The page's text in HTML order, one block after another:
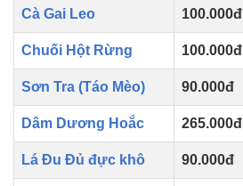
Cà Gai Leo 100.000đ
Chuối Hột Rừng 100.000đ
Sơn Tra (Táo Mèo) 90.000đ
Dâm Dương Hoắc 265.000đ
Lá Đu Đủ đực khô 90.000đ